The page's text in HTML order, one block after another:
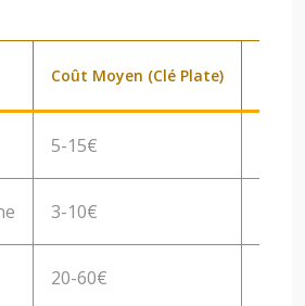
Coût Moyen (Clé Plate)
5-15€
3-10€
20-60€